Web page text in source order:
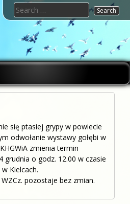
Search
for:
się ptasiej grypy w powiecie
odwołanie wystawy gołębi w
zmienia termin
grudnia o godz. 12.00 w czasie
Kielcach.
pozostaje bez zmian.